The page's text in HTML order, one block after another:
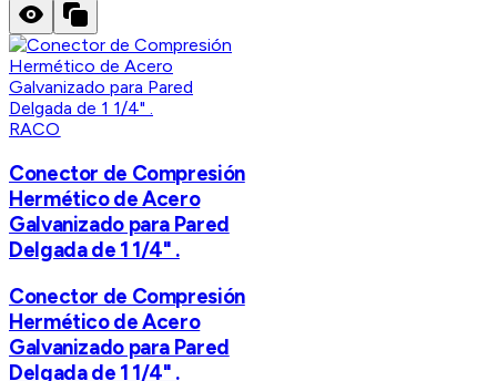
RACO
Conector de Compresión
Hermético de Acero
Galvanizado para Pared
Delgada de 1 1/4" .
Conector de Compresión
Hermético de Acero
Galvanizado para Pared
Delgada de 1 1/4" .